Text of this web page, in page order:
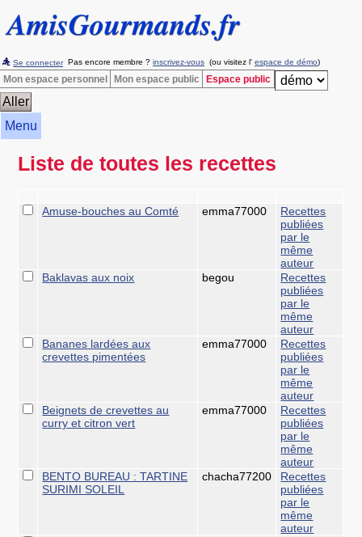
Se connecter Pas encore membre ? inscrivez-vous (ou visitez l' espace de démo)
Mon espace personnel Mon espace public Espace public
Menu
Liste de toutes les recettes
Amuse-bouches au Comté emma77000
Recettes
publiées
par le
même
auteur
Baklavas aux noix
begou
Recettes
publiées
par le
même
auteur
Bananes lardées aux
crevettes pimentées
emma77000
Recettes
publiées
par le
même
auteur
Beignets de crevettes au
curry et citron vert
emma77000
Recettes
publiées
par le
même
auteur
BENTO BUREAU : TARTINE
SURIMI SOLEIL
chacha77200
Recettes
publiées
par le
même
auteur